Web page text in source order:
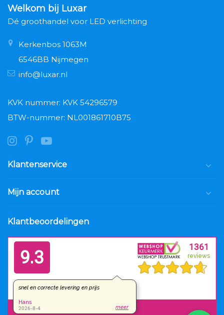
Welkom bij Luxar
Dé groothandel voor LED verlichting
Kerkenbos 1063M
6546BB Nijmegen
info@luxar.nl
KVK nummer: KVK 54296579
BTW-nummer: NL001861710B75
Klantenservice
Mijn account
Klantbeoordelingen